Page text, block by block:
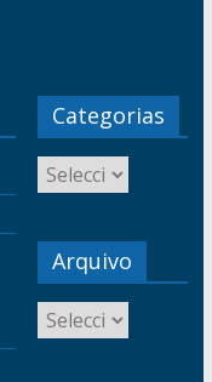
Categorias
Arquivo